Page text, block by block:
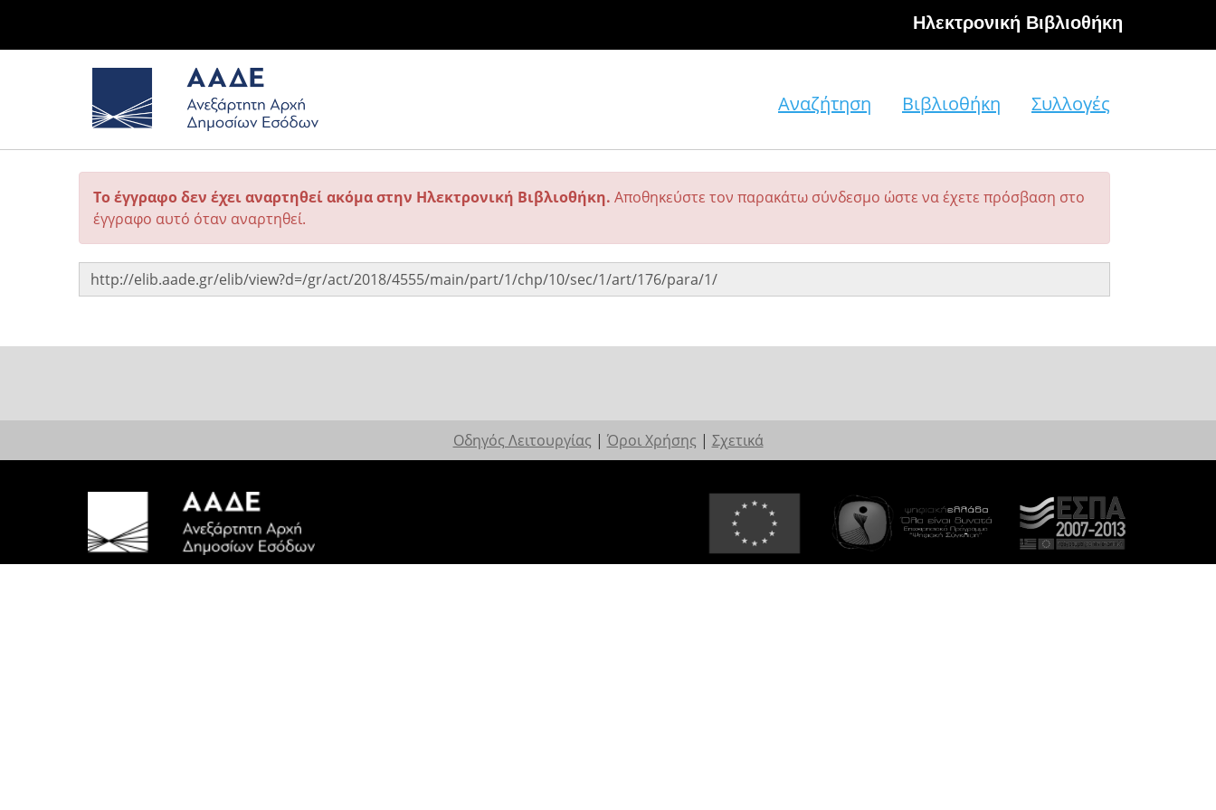
Hλεκτρονική Βιβλιοθήκη
Αναζήτηση Βιβλιοθήκη Συλλογές
Το έγγραφο δεν έχει αναρτηθεί ακόμα στην Ηλεκτρονική Βιβλιοθήκη. Αποθηκεύστε τον παρακάτω σύνδεσμο ώστε να έχετε πρόσβαση στο
έγγραφο αυτό όταν αναρτηθεί.
Οδηγός Λειτουργίας | Όροι Χρήσης | Σχετικά